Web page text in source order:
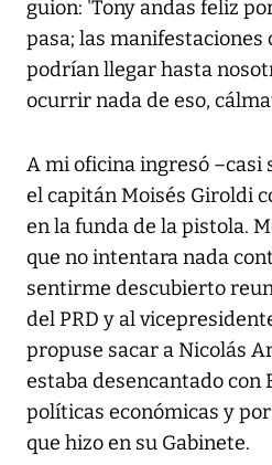
guion: 'Tony andas feliz
pasa; las manifestaciones
podrían llegar hasta
ocurrir nada de eso,
A mi oficina ingresó
el capitán Moisés Giroldi
en la funda de la pistola.
que no intentara nada
sentirme descubierto
del PRD y al
propuse sacar a Nicolás
estaba desencantado con
políticas económicas y
que hizo en su Gabinete.